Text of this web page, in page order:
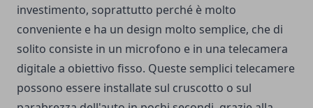
investimento, soprattutto perché è molto
conveniente e ha un design molto semplice, che di
solito consiste in un microfono e in una telecamera
digitale a obiettivo fisso. Queste semplici telecamere
possono essere installate sul cruscotto o sul